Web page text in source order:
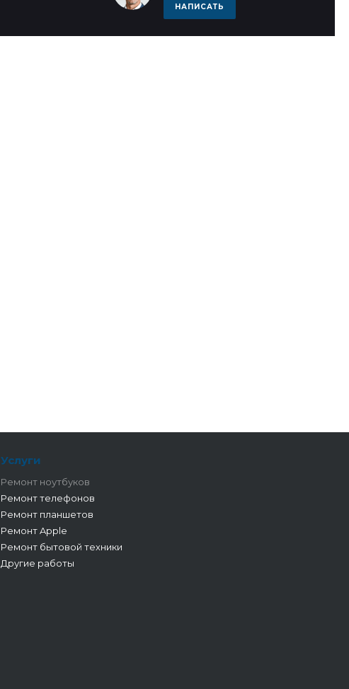
НАПИСАТЬ
Услуги
Ремонт ноутбуков
Ремонт телефонов
Ремонт планшетов
Ремонт Apple
Ремонт бытовой техники
Другие работы